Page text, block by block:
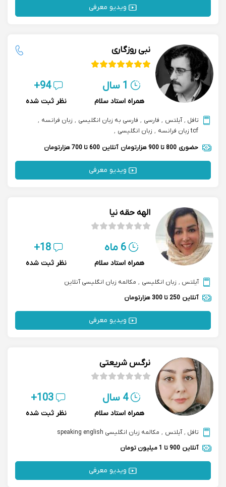
ویدیو معرفی
نبی روزگاری
1 سال
همراه استاد سلام
94+
نظر ثبت شده
تافل , آیلتس , فارسی , فارسی به زبان انگلیسی , زبان فرانسه ,
tcf زبان فرانسه
, زبان انگلیسی ,
آمادگی آزمون tcf
حضوری 800 تا 900 هزارتومان آنلاین 600 تا 700 هزارتومان
ویدیو معرفی
الهه حقه نیا
6 ماه
همراه استاد سلام
18+
نظر ثبت شده
آیلتس , زبان انگلیسی , مکالمه زبان انگلیسی آنلاین
آنلاین 250 تا 300 هزارتومان
ویدیو معرفی
نرگس شریعتی
4 سال
همراه استاد سلام
103+
نظر ثبت شده
تافل , آیلتس , مکالمه زبان انگلیسی speaking english
آنلاین 900 تا 1 میلیون تومان
ویدیو معرفی